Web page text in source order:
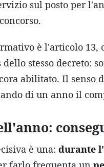
sul posto per
è l'articolo 13,
stesso decreto:
abilitato. Il senso
di un anno il
è una: durante